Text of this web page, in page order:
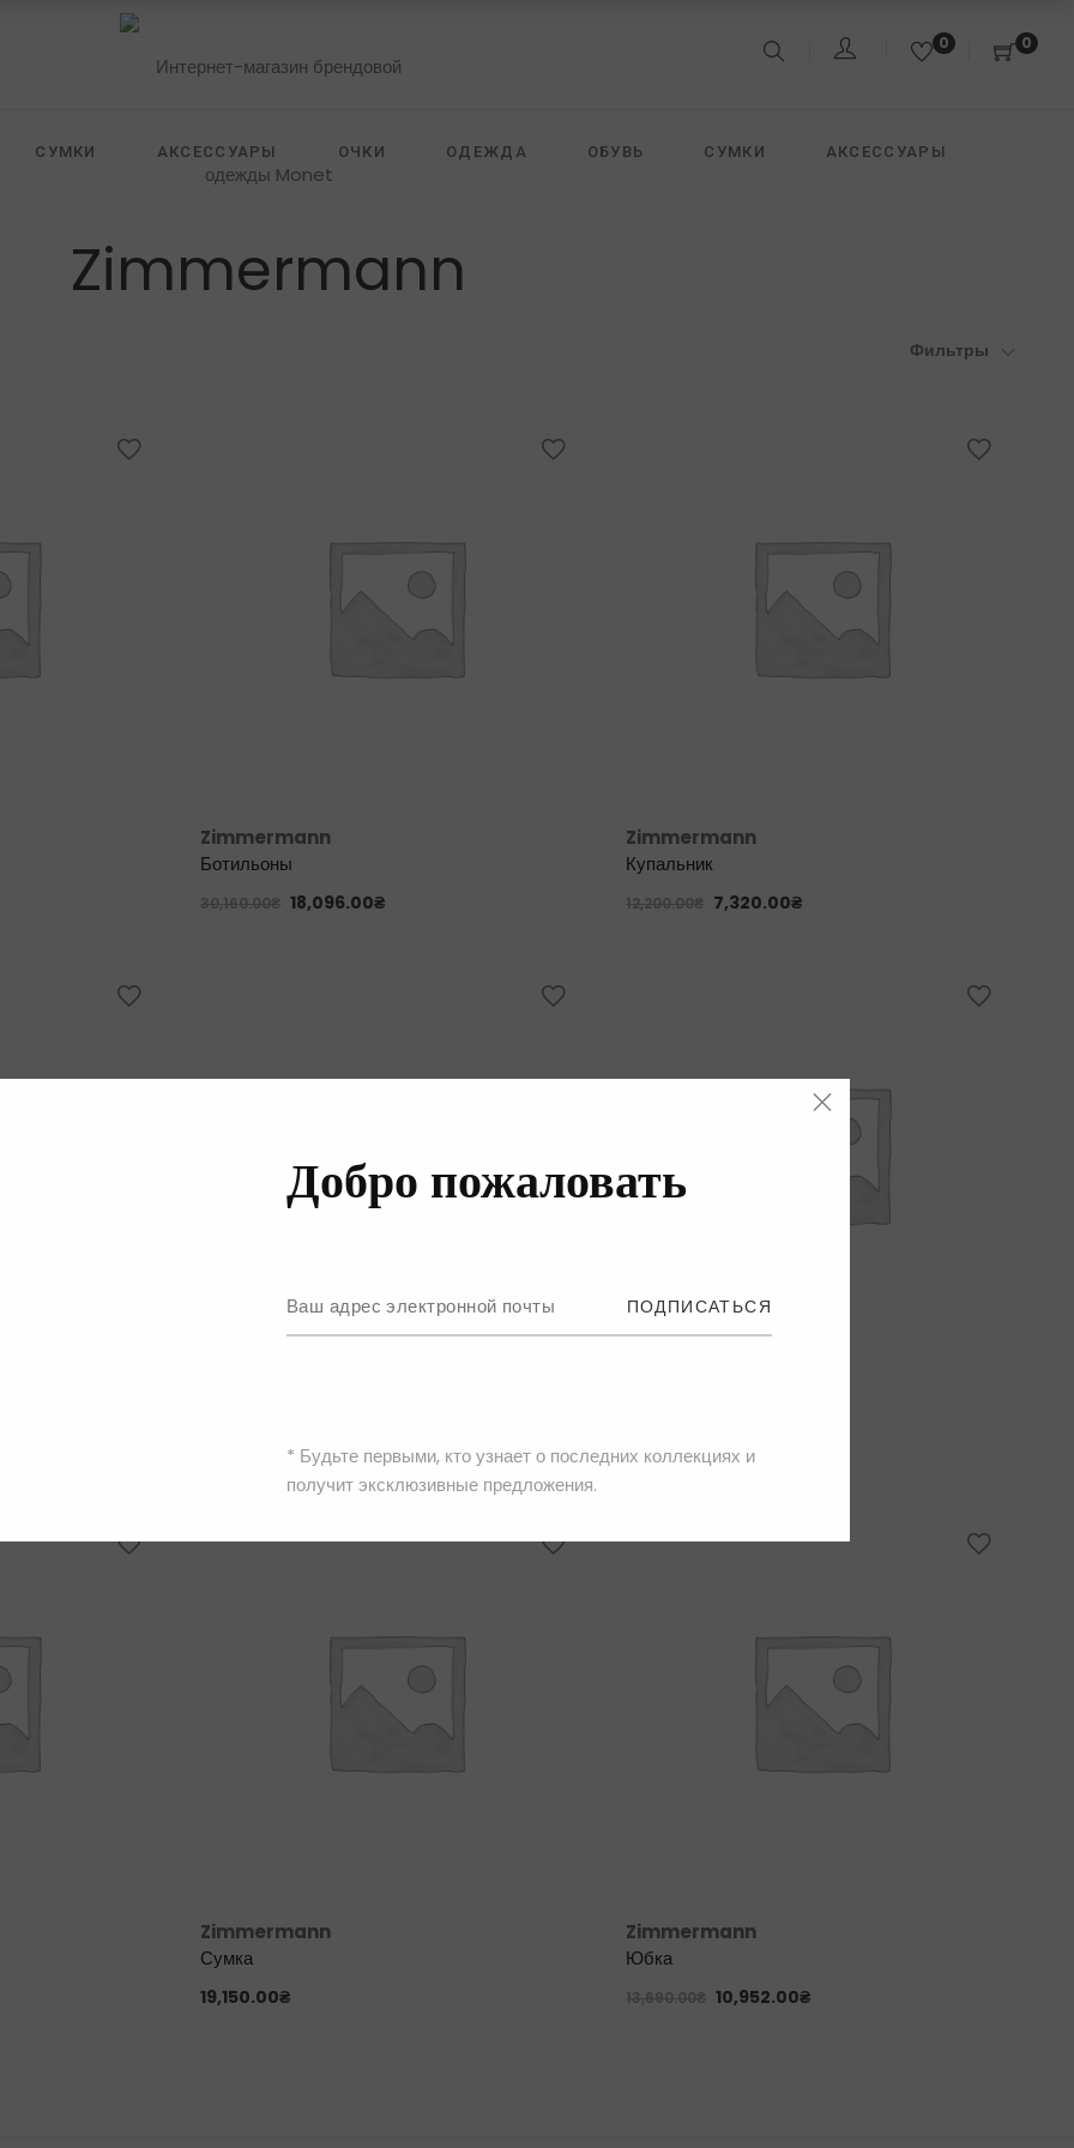
Добро пожаловать
ПОДПИСАТЬСЯ
* Будьте первыми, кто узнает о последних коллекциях и
получит эксклюзивные предложения.
0 0
СУМКИ АКСЕССУАРЫ ОЧКИ ОДЕЖДА ОБУВЬ СУМКИ АКСЕССУАРЫ
Zimmermann
Фильтры
Zimmermann
Ботильоны
30,160.00₴ 18,096.00₴
Zimmermann
Купальник
12,200.00₴ 7,320.00₴
15,180.00₴ 19,150.00₴
Zimmermann
Сумка
19,150.00₴
Zimmermann
Юбка
13,690.00₴ 10,952.00₴